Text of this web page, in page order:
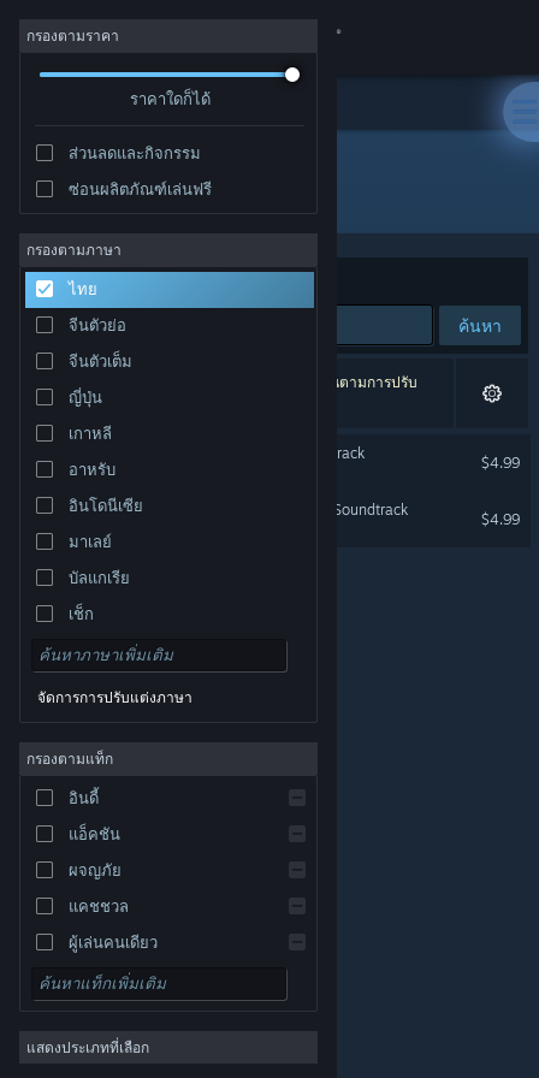
เข้าสู่ระบบ
ชุมชน
เกี่ยวกับ
ฝ่ายสนับสนุน
เปลี่ยนภาษา
รับแอป Steam แบบพกพา
ชมเว็บไซต์สำหรับเดสก์ท็อป
© Valve Corporation สงวนลิขสิทธิ์ เครื่องหมายการค้า
ทั้งหมดเป็นทรัพย์สินของเจ้าของที่เกี่ยวข้องในสหรัฐอเมริกา
และประเทศอื่นนโยบายความเป็นส่วนตัว|กฎหมาย
การคืนเงิน |
กรองตามราคา
ราคาใดก็ได้
ส่วนลดและกิจกรรม
ซ่อนผลิตภัณฑ์เล่นฟรี
กรองตามภาษา
ไทย
จีนตัวย่อ
จีนตัวเต็ม
ญี่ปุ่น
เกาหลี
อาหรับ
อินโดนีเซีย
มาเลย์
บัลแกเรีย
เช็ก
เดนมาร์ก
อังกฤษ
สเปน
สเปน-ลาตินอเมริกา
กรีก
จัดการการปรับแต่งภาษา
กรองตามแท็ก
อินดี้
แอ็คชัน
ผจญภัย
แคชชวล
ผู้เล่นคนเดียว
จำลองสถานการณ์
เกมสวมบทบาท
กลยุทธ์
แสดงประเภทที่เลือก
ผู้พัฒนา: Bottled Starlight
จัดเรียงตาม
ค้นหา
2 ผลลัพธ์ตรงกับที่คุณค้นหา 1 ผลิตภัณฑ์ได้ถูกละเว้นตามการปรับ
แต่งของคุณ
Witch Hunter Izana Soundtrack
$4.99
Runes of Pandemonium - Soundtrack
$4.99